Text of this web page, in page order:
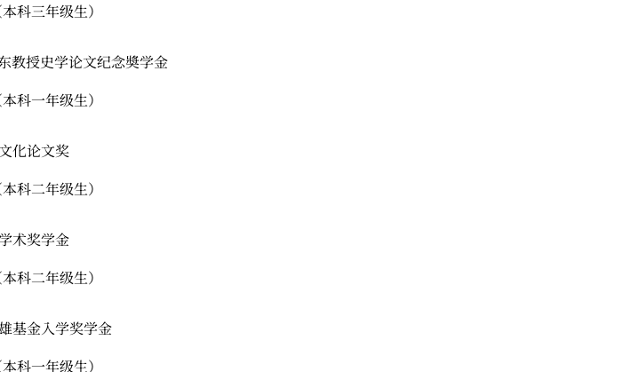
科三年级生）
教授史学论文纪念奬学金
科一年级生）
化论文奖
科二年级生）
术奖学金
科二年级生）
基金入学奖学金
科一年级生）